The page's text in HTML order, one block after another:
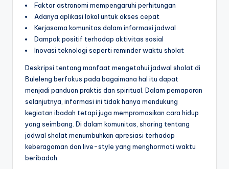
Faktor astronomi mempengaruhi perhitungan
Adanya aplikasi lokal untuk akses cepat
Kerjasama komunitas dalam informasi jadwal
Dampak positif terhadap aktivitas sosial
Inovasi teknologi seperti reminder waktu sholat
Deskripsi tentang manfaat mengetahui jadwal sholat di
Buleleng berfokus pada bagaimana hal itu dapat
menjadi panduan praktis dan spiritual. Dalam pemaparan
selanjutnya, informasi ini tidak hanya mendukung
kegiatan ibadah tetapi juga mempromosikan cara hidup
yang seimbang. Di dalam komunitas, sharing tentang
jadwal sholat menumbuhkan apresiasi terhadap
keberagaman dan live-style yang menghormati waktu
beribadah.